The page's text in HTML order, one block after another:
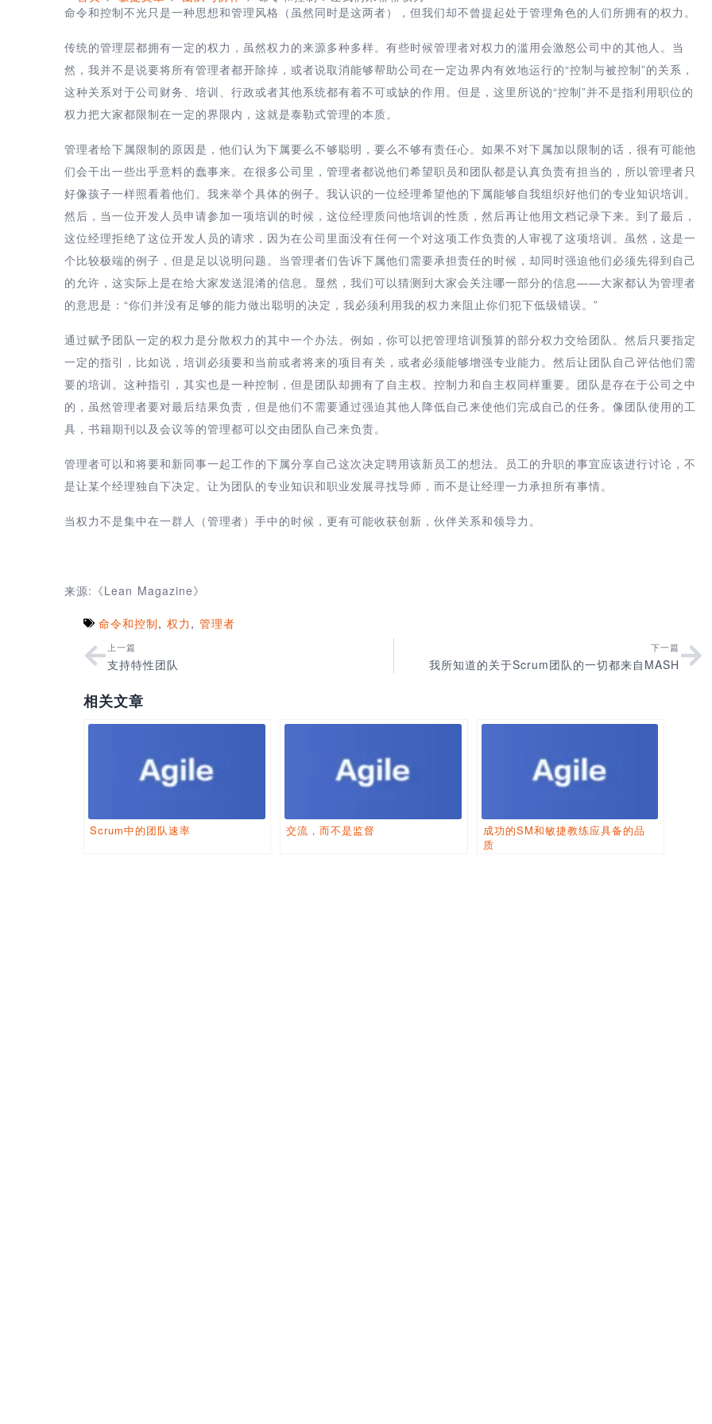
命令和控制不光只是一种思想和管理风格（虽然同时是这两者），但我们却不曾提起处于管理角色的人们所拥有的权力。
传统的管理层都拥有一定的权力，虽然权力的来源多种多样。有些时候管理者对权力的滥用会激怒公司中的其他人。当
然，我并不是说要将所有管理者都开除掉，或者说取消能够帮助公司在一定边界内有效地运行的“控制与被控制”的关系，
这种关系对于公司财务、培训、行政或者其他系统都有着不可或缺的作用。但是，这里所说的“控制”并不是指利用职位的
权力把大家都限制在一定的界限内，这就是泰勒式管理的本质。
管理者给下属限制的原因是，他们认为下属要么不够聪明，要么不够有责任心。如果不对下属加以限制的话，很有可能他
们会干出一些出乎意料的蠢事来。在很多公司里，管理者都说他们希望职员和团队都是认真负责有担当的，所以管理者只
好像孩子一样照看着他们。我来举个具体的例子。我认识的一位经理希望他的下属能够自我组织好他们的专业知识培训。
然后，当一位开发人员申请参加一项培训的时候，这位经理质问他培训的性质，然后再让他用文档记录下来。到了最后，
这位经理拒绝了这位开发人员的请求，因为在公司里面没有任何一个对这项工作负责的人审视了这项培训。虽然，这是一
个比较极端的例子，但是足以说明问题。当管理者们告诉下属他们需要承担责任的时候，却同时强迫他们必须先得到自己
的允许，这实际上是在给大家发送混淆的信息。显然，我们可以猜测到大家会关注哪一部分的信息——大家都认为管理者
的意思是：“你们并没有足够的能力做出聪明的决定，我必须利用我的权力来阻止你们犯下低级错误。”
通过赋予团队一定的权力是分散权力的其中一个办法。例如，你可以把管理培训预算的部分权力交给团队。然后只要指定
一定的指引，比如说，培训必须要和当前或者将来的项目有关，或者必须能够增强专业能力。然后让团队自己评估他们需
要的培训。这种指引，其实也是一种控制，但是团队却拥有了自主权。控制力和自主权同样重要。团队是存在于公司之中
的，虽然管理者要对最后结果负责，但是他们不需要通过强迫其他人降低自己来使他们完成自己的任务。像团队使用的工
具，书籍期刊以及会议等的管理都可以交由团队自己来负责。
管理者可以和将要和新同事一起工作的下属分享自己这次决定聘用该新员工的想法。员工的升职的事宜应该进行讨论，不
是让某个经理独自下决定。让为团队的专业知识和职业发展寻找导师，而不是让经理一力承担所有事情。
当权力不是集中在一群人（管理者）手中的时候，更有可能收获创新，伙伴关系和领导力。
来源:《Lean Magazine》
命令和控制, 权力 , 管理者
上一篇
支持特性团队
下一篇
我所知道的关于Scrum团队的一切都来自MASH
相关文章
Scrum中的团队速率 交流，而不是监督
成功的SM和敏捷教练应具备的品
质